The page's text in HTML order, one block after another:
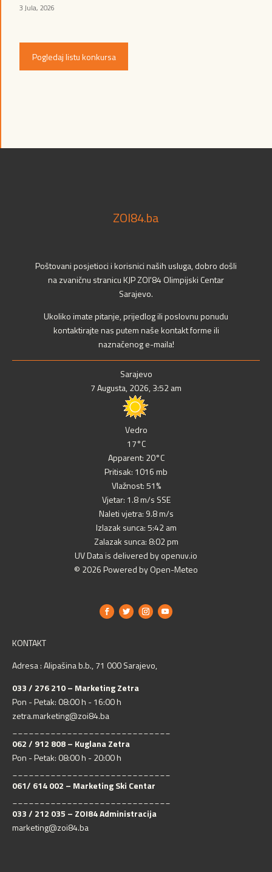
3 Jula, 2026
Pogledaj listu konkursa
ZOI84.ba
Poštovani posjetioci i korisnici naših usluga, dobro došli
na zvaničnu stranicu KJP ZOI'84 Olimpijski Centar
Sarajevo.
Ukoliko imate pitanje, prijedlog ili poslovnu ponudu
kontaktirajte nas putem naše kontakt forme ili
naznačenog e-maila!
Sarajevo
7 Augusta, 2026, 3:52 am
Vedro
17°C
Apparent: 20°C
Pritisak: 1016 mb
Vlažnost: 51%
Vjetar: 1.8 m/s SSE
Naleti vjetra: 9.8 m/s
Izlazak sunca: 5:42 am
Zalazak sunca: 8:02 pm
UV Data is delivered by openuv.io
© 2026 Powered by Open-Meteo
KONTAKT
Adresa : Alipašina b.b., 71 000 Sarajevo,
033 / 276 210 – Marketing Zetra
Pon - Petak: 08:00 h - 16:00 h
zetra.marketing@zoi84.ba
062 / 912 808 – Kuglana Zetra
Pon - Petak: 08:00 h - 20:00 h
061/ 614 002 – Marketing Ski Centar
033 / 212 035 – ZOI84 Administracija
marketing@zoi84.ba